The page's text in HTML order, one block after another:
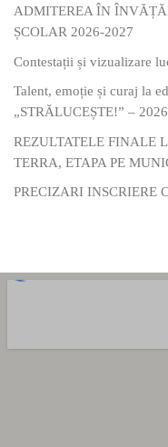
ADMITEREA ÎN
ȘCOLAR 2026-2027
Contestații și vizualizare
Talent, emoție și curaj la
„STRĂLUCEȘTE!” – 2026
REZULTATELE FINALE
TERRA, ETAPA PE
PRECIZARI INSCRIERE